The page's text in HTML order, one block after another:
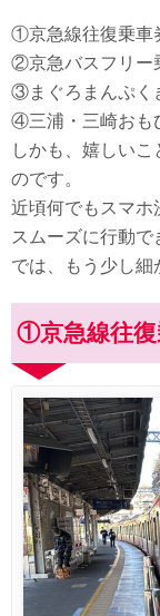
①京急線往復乗車
②京急バスフリー
③まぐろまんぷく
④三浦・三崎おも
しかも、嬉しい
のです。
近頃何でもスマホ
スムーズに行動で
では、もう少し細
①京急線往復